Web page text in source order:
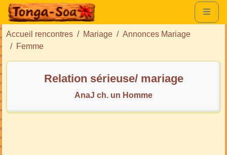
Accueil rencontres Mariage
Annonces Mariage
Femme
Relation sérieuse/ mariage
AnaJ ch. un Homme